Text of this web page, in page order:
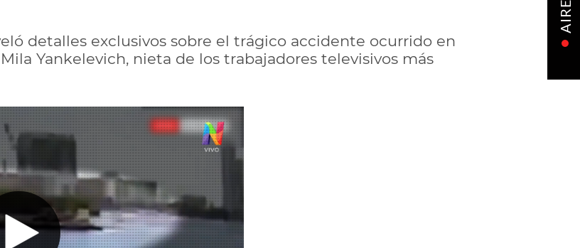
detalles exclusivos sobre el trágico accidente ocurrido en
Yankelevich, nieta de los trabajadores televisivos más
AIRE